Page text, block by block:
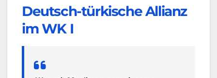
Deutsch-türkische Allianz
im WK I